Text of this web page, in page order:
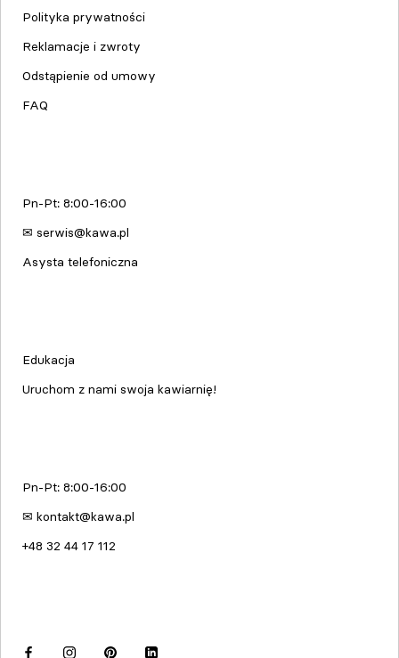
Polityka prywatności
Reklamacje i zwroty
Odstąpienie od umowy
FAQ
Pn-Pt: 8:00-16:00
✉ serwis@kawa.pl
Asysta telefoniczna
Edukacja
Uruchom z nami swoja kawiarnię!
Pn-Pt: 8:00-16:00
✉ kontakt@kawa.pl
+48 32 44 17 112